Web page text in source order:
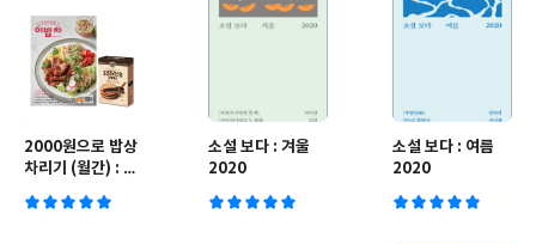
2000원으로 밥상
차리기 (월간) : 7
소설 보다 : 겨울
2020
소설 보다 : 여름
2020